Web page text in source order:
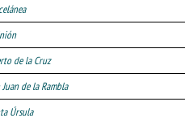
de la Cruz
Juan de la Rambla
Úrsula